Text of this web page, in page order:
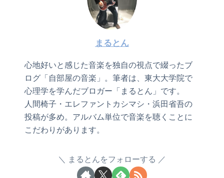
まるとん
心地好いと感じた音楽を独自の視点で綴ったブ
ログ「自部屋の音楽」。筆者は、東大大学院で
心理学を学んだブロガー「まるとん」です。
人間椅子・エレファントカシマシ・浜田省吾の
投稿が多め。アルバム単位で音楽を聴くことに
こだわりがあります。
まるとんをフォローする